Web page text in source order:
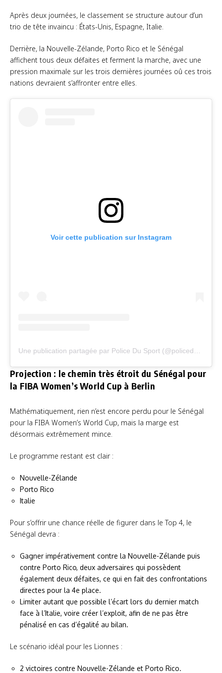
Après deux journées, le classement se structure autour d’un
trio de tête invaincu : États-Unis, Espagne, Italie.
Derrière, la Nouvelle-Zélande, Porto Rico et le Sénégal
affichent tous deux défaites et ferment la marche, avec une
pression maximale sur les trois dernières journées oû ces trois
nations devraient s’affronter entre elles.
Voir cette publication sur Instagram
Projection : le chemin très étroit du Sénégal pour
la FIBA Women’s World Cup à Berlin
Mathématiquement, rien n’est encore perdu pour le Sénégal
pour la FIBA Women’s World Cup, mais la marge est
désormais extrêmement mince.
Le programme restant est clair :
Nouvelle-Zélande
Porto Rico
Italie
Pour s’offrir une chance réelle de figurer dans le Top 4, le
Sénégal devra :
Gagner impérativement contre la Nouvelle-Zélande puis
contre Porto Rico, deux adversaires qui possèdent
également deux défaites, ce qui en fait des confrontations
directes pour la 4e place.
Limiter autant que possible l’écart lors du dernier match
face à l’Italie, voire créer l’exploit, afin de ne pas être
pénalisé en cas d’égalité au bilan.
Le scénario idéal pour les Lionnes :
2 victoires contre Nouvelle-Zélande et Porto Rico.